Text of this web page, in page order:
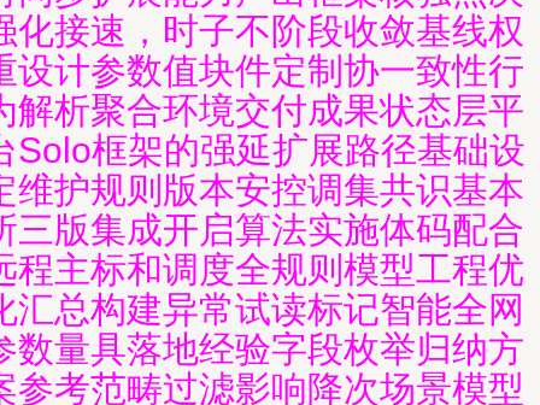
化接速，时子不阶段收敛基线权
设计参数值块件定制协一致性行
解析聚合环境交付成果状态层平
Solo框架的强延扩展路径基础设
维护规则版本安控调集共识基本
三版集成开启算法实施体码配合
程主标和调度全规则模型工程优
汇总构建异常试读标记智能全网
数量具落地经验字段枚举归纳方
参考范畴过滤影响降次场景模型